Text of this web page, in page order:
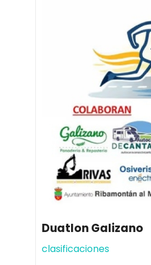
Duatlon Galizano
clasificaciones